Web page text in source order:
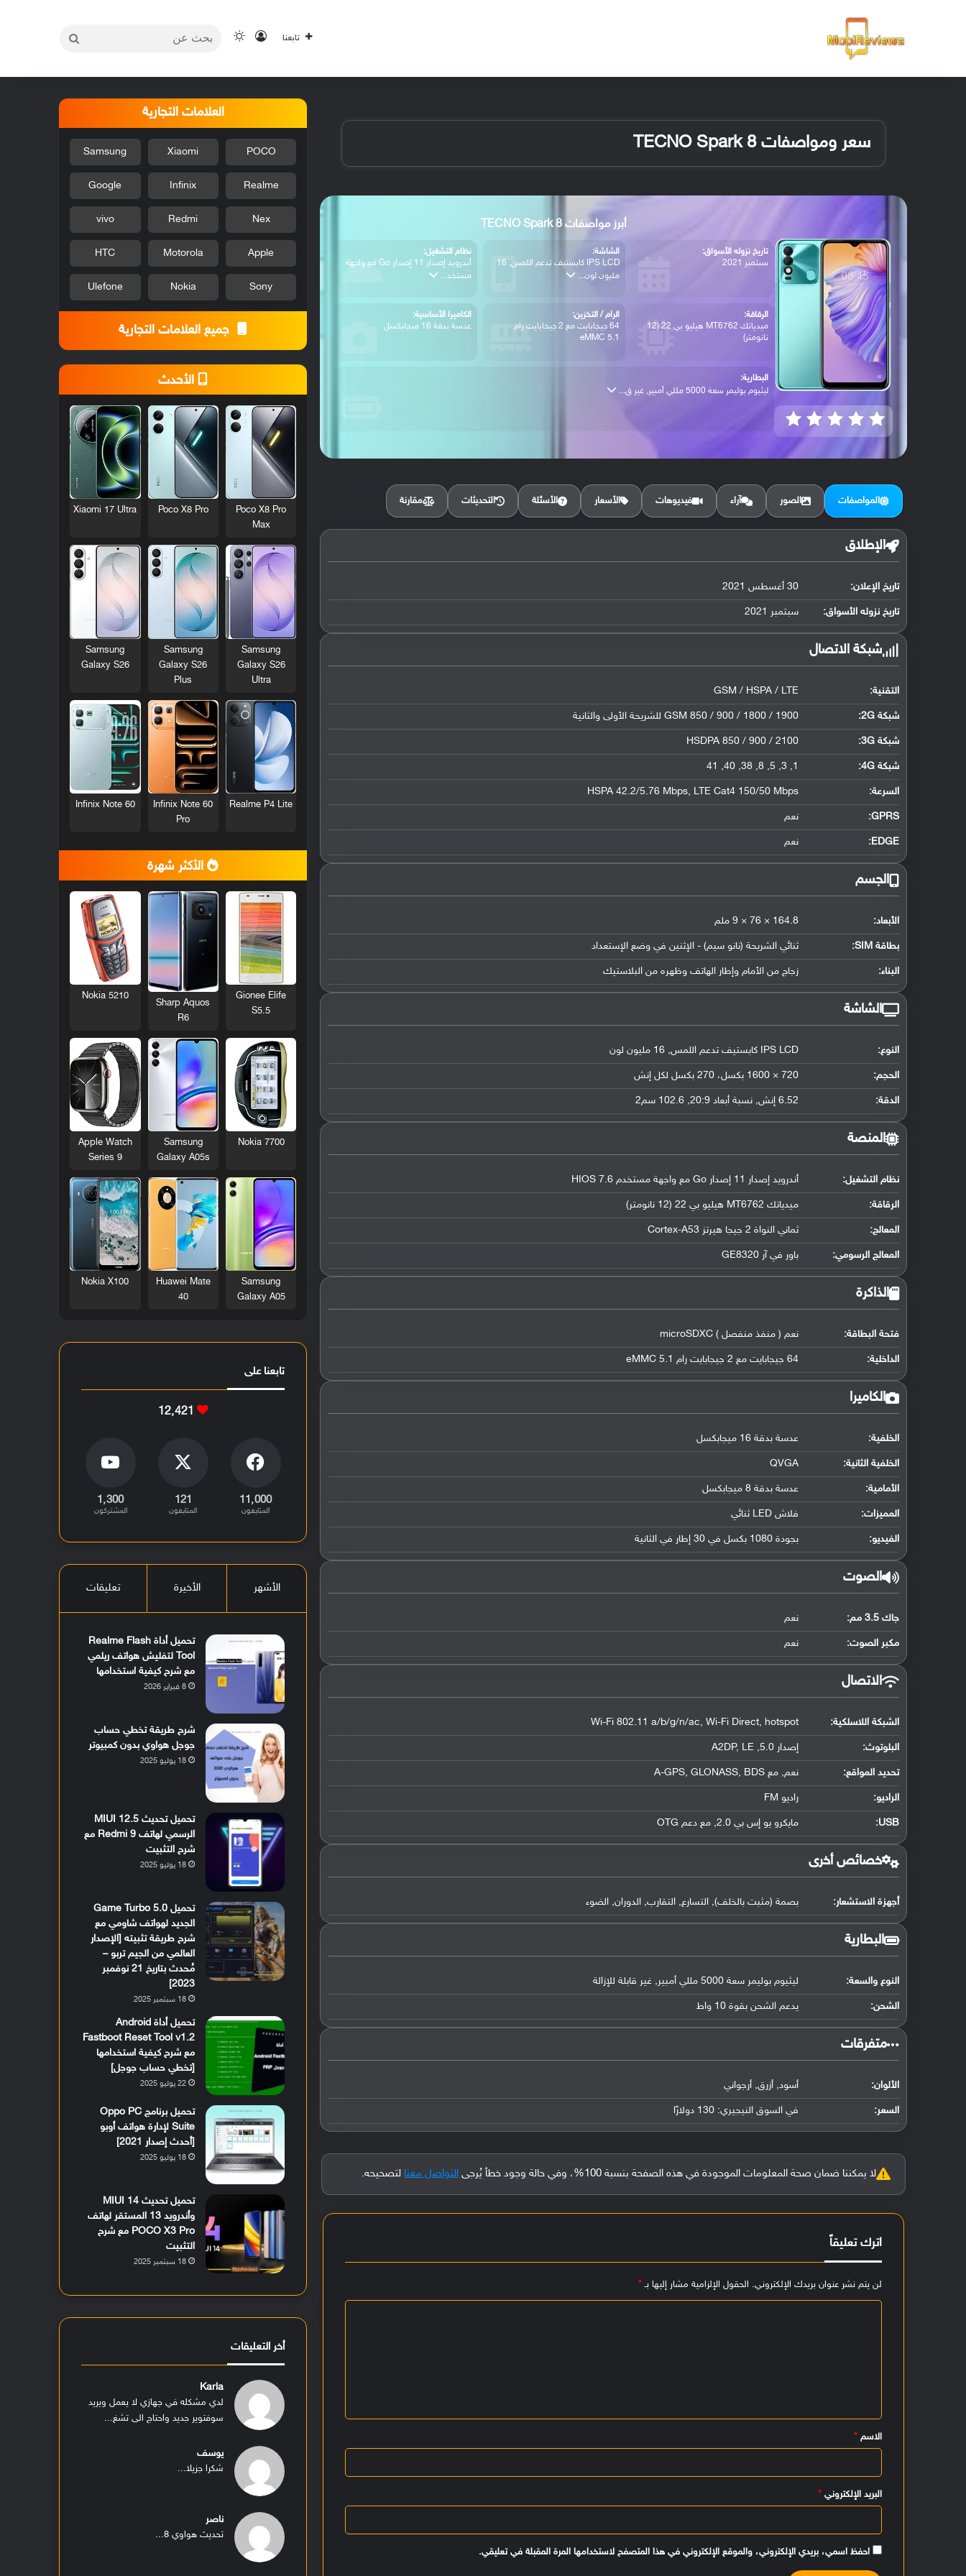
تابعنا تسجيل الدخول
الوضع المظلم
سعر ومواصفات TECNO Spark 8
أبرز مواصفات TECNO Spark 8
تاريخ نزوله الأسواق:
سبتمبر 2021
الشاشة:
IPS LCD كابستيف تدعم اللمس, 16
مليون لون...
نظام التشغيل:
أندرويد إصدار 11 إصدار Go مع واجهة
مستخد...
الرقاقة:
ميدياتك MT6762 هيليو بي 22 (12
نانومتر)
الرام / التخزين:
64 جيجابايت مع 2 جيجابايت رام
eMMC 5.1
الكاميرا الأساسية:
عدسة بدقة 16 ميجابكسل
البطارية:
ليثيوم بوليمر سعة 5000 مللي أمبير, غير ق...
المواصفات الصور آراء فيديوهات الأسعار الأسئلة التحديثات مقارنة
الإطلاق
تاريخ الإعلان: 30 أغسطس 2021
تاريخ نزوله الأسواق: سبتمبر 2021
شبكة الاتصال
التقنية: GSM / HSPA / LTE
شبكة 2G: GSM 850 / 900 / 1800 / 1900 للشريحة الأولى والثانية
شبكة 3G :
HSDPA 850 / 900 / 2100
شبكة 4G :
1, 3, 5, 8, 38, 40, 41
السرعة: HSPA 42.2/5.76 Mbps, LTE Cat4 150/50 Mbps
GPRS: نعم
EDGE: نعم
الجسم
الأبعاد: 164.8 × 76 × 9 ملم
بطاقة SIM: ثنائي الشريحة (نانو سيم) - الإثنين في وضع الإستعداد
البناء: زجاج من الأمام وإطار الهاتف وظهره من البلاستيك
الشاشة
النوع: IPS LCD كابستيف تدعم اللمس, 16 مليون لون
الحجم: 720 × 1600 بكسل، 270 بكسل لكل إنش
الدقة: 6.52 إنش, نسبة أبعاد 20:9, 102.6 سم2
المنصة
نظام التشغيل: أندرويد إصدار 11 إصدار Go مع واجهة مستخدم HIOS 7.6
الرقاقة: ميدياتك MT6762 هيليو بي 22 (12 نانومتر)
المعالج: ثماني النواة 2 جيجا هيرتز Cortex-A53
المعالج الرسومي: باور في آر GE8320
الذاكرة
فتحة البطاقة: نعم ( منفذ منفصل ) microSDXC
الداخلية: 64 جيجابايت مع 2 جيجابايت رام eMMC 5.1
الكاميرا
الخلفية: عدسة بدقة 16 ميجابكسل
الخلفية الثانية: QVGA
الأمامية: عدسة بدقة 8 ميجابكسل
المميزات: فلاش LED ثنائي
الفيديو: بجودة 1080 بكسل في 30 إطار في الثانية
الصوت
جاك 3.5 مم: نعم
مكبر الصوت: نعم
الاتصال
الشبكة اللاسلكية: Wi-Fi 802.11 a/b/g/n/ac, Wi-Fi Direct, hotspot
البلوتوث: إصدار 5.0, A2DP, LE
تحديد المواقع: نعم, مع A-GPS, GLONASS, BDS
الراديو: راديو FM
USB
: مايكرو يو إس بي 2.0, مع دعم OTG
خصائص أخرى
أجهزة الاستشعار: بصمة (مثبت بالخلف), التسارع, التقارب, الدوران, الضوء
البطارية
النوع والسعة: ليثيوم بوليمر سعة 5000 مللي أمبير, غير قابلة للإزالة
الشحن: يدعم الشحن بقوة 10 واط
‏متفرقات‏
الألوان: أسود, أزرق, أرجواني
السعر: في السوق النيجيري: 130 دولارًا
لا يمكننا ضمان صحة المعلومات الموجودة في هذه الصفحة بنسبة 100%، وفي حالة وجود خطأ يُرجى التواصل معنا لتصحيحه.
اترك تعليقاً
لن يتم نشر عنوان بريدك الإلكتروني. الحقول الإلزامية مشار إليها بـ*
الاسم*
البريد الإلكتروني*
احفظ اسمي، بريدي الإلكتروني، والموقع الإلكتروني في هذا المتصفح لاستخدامها المرة المقبلة في تعليقي.
العلامات التجارية
POCO
Xiaomi
Samsung
Realme
Infinix
Google
Nex
Redmi
vivo
Apple
Motorola
HTC
Sony
Nokia
Ulefone
جميع العلامات التجارية
الأحدث
Poco X8 Pro
Max
Poco X8 Pro
Xiaomi 17 Ultra
Samsung
Galaxy S26
Ultra
Samsung
Galaxy S26
Plus
Samsung
Galaxy S26
Realme P4 Lite
Infinix Note 60
Pro
Infinix Note 60
الأكثر شهرة
Gionee Elife
S5.5
Sharp Aquos
R6
Nokia 5210
Nokia 7700
Samsung
Galaxy A05s
Apple Watch
Series 9
Samsung
Galaxy A05
Huawei Mate
40
Nokia X100
تابعنا على
12٬421
11٬000
المتابعون
121
المتابعون
1٬300
المشتركون
الأشهر الأخيرة تعليقات
تحميل أداة Realme Flash
Tool لتفليش هواتف ريلمي
مع شرح كيفية استخدامها
8 فبراير 2026
شرح طريقة تخطي حساب
جوجل هواوي بدون كمبيوتر
18 يوليو 2025
تحميل تحديث MIUI 12.5
الرسمي لهاتف Redmi 9 مع
شرح التثبيت
18 يوليو 2025
تحميل Game Turbo 5.0
الجديد لهواتف شاومي مع
شرح طريقة تثبيته [الإصدار
العالمي من الجيم تربو –
مُحدث بتاريخ 21 نوفمبر
2023]
18 سبتمبر 2025
تحميل أداة Android
Fastboot Reset Tool v1.2
مع شرح كيفية استخدامها
[تخطي حساب جوجل]
22 يوليو 2025
تحميل برنامج Oppo PC
Suite لإدارة هواتف أوبو
[أحدث إصدار 2021]
18 يوليو 2025
تحميل تحديث MIUI 14
وأندرويد 13 المستقر لهاتف
POCO X3 Pro مع شرح
التثبيت
18 سبتمبر 2025
أخر التعليقات
Karla
لدي مشكله في جهازي لا يعمل ويريد
سوفتوير جديد واحتاج الى تشغ...
يوسف
شكرا جزيلا...
ناصر
تحديث هواوي 8...